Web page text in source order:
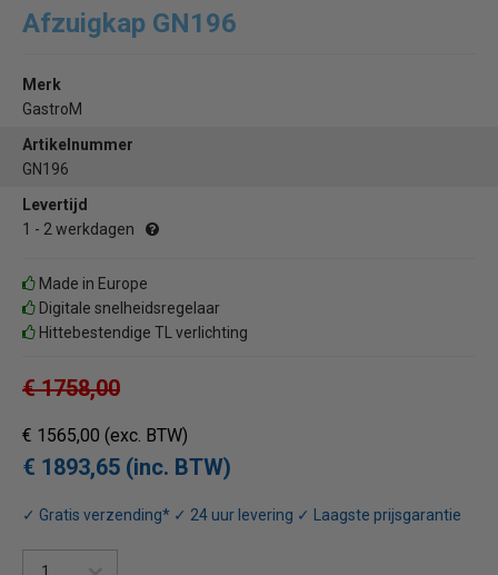
Afzuigkap GN196
Merk
GastroM
Artikelnummer
GN196
Levertijd
1 - 2 werkdagen
Made in Europe
Digitale snelheidsregelaar
Hittebestendige TL verlichting
€ 1758,00
€ 1565,00 (exc. BTW)
€ 1893,65 (inc. BTW)
✓ Gratis verzending* ✓ 24 uur levering ✓ Laagste prijsgarantie